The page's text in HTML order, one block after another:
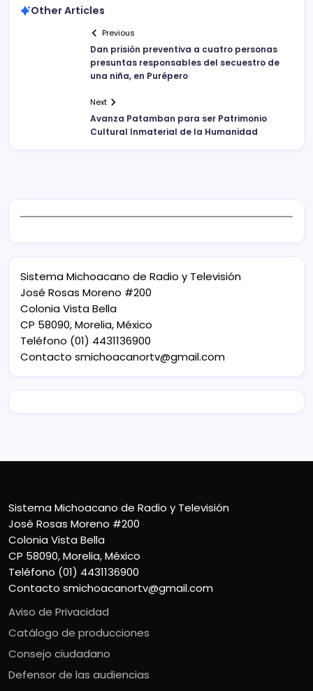
Other Articles
Previous
Dan prisión preventiva a cuatro personas
presuntas responsables del secuestro de
una niña, en Purépero
Next
Avanza Patamban para ser Patrimonio
Cultural Inmaterial de la Humanidad
Sistema Michoacano de Radio y Televisión
José Rosas Moreno #200
Colonia Vista Bella
CP 58090, Morelia, México
Teléfono (01) 4431136900
Contacto smichoacanortv@gmail.com
Sistema Michoacano de Radio y Televisión
José Rosas Moreno #200
Colonia Vista Bella
CP 58090, Morelia, México
Teléfono (01) 4431136900
Contacto smichoacanortv@gmail.com
Aviso de Privacidad
Catálogo de producciones
Consejo ciudadano
Defensor de las audiencias